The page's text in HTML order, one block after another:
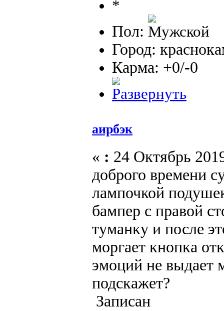
Пол:
Город:
Карма: +0/-0
аирбэк
« : 24 Октябрь
доброго времени
лампочкой
бампер с правой
туманку и после
моргает кнопка
эмоций не выдает
подскажет?
Записан